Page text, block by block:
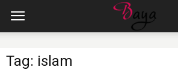
Tag: islam